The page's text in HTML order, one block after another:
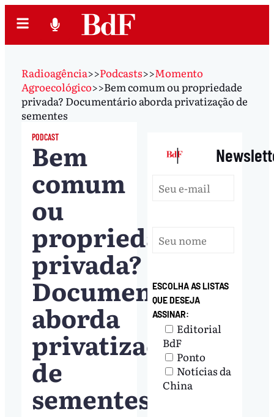
Radioagência>>Podcasts>>Momento
Agroecológico>>Bem comum ou propriedade
privada? Documentário aborda privatização de
sementes
PODCAST
Bem
comum
ou
propriedade
privada?
Documentário
aborda
privatização
de
sementes
|
ESCOLHA AS LISTAS
QUE DESEJA
ASSINAR:
Editorial
BdF
Ponto
Notícias da
China